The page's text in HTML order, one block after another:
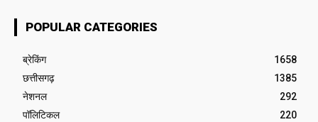
POPULAR CATEGORIES
ब्रेकिंग
1658
छत्तीसगढ़
1385
नेशनल
292
पॉलिटिकल
220